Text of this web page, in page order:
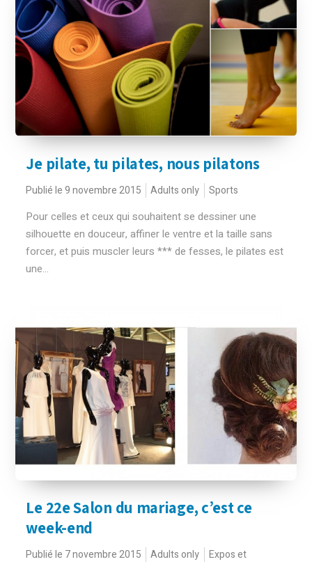
Je pilate, tu pilates, nous pilatons
Publié le 9 novembre 2015 Adults only Sports
Pour celles et ceux qui souhaitent se dessiner une
silhouette en douceur, affiner le ventre et la taille sans
forcer, et puis muscler leurs *** de fesses, le pilates est
une...
Le 22e Salon du mariage, c’est ce
week-end
Publié le 7 novembre 2015 Adults only
Expos et